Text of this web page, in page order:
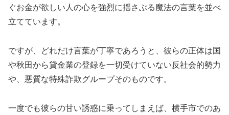
ぐお金が欲しい人の心を強烈に揺さぶる魔法の言葉を並べ
立てています。
ですが、どれだけ言葉が丁寧であろうと、彼らの正体は国
や秋田から貸金業の登録を一切受けていない反社会的勢力
や、悪質な特殊詐欺グループそのものです。
一度でも彼らの甘い誘惑に乗ってしまえば、横手市でのあ